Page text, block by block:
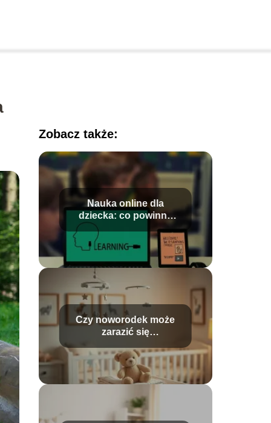
Zobacz także:
Nauka online dla
dziecka: co powinna
mieć dobra platforma
edukacyjna?
Czy noworodek może
zarazić się